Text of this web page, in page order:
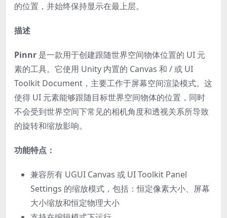
的位置，并始终保持显示在最上层。
描述
Pinnr 是一款用于创建跟随世界空间物体位置的 UI 元
素的工具。它使用 Unity 内置的 Canvas 和 / 或 UI
Toolkit Document，主要工作于屏幕空间渲染模式。这
使得 UI 元素能够跟随目标世界空间物体的位置，同时
不会受到世界空间下常见的相机角度和透视关系所导致
的旋转和缩放影响。
功能特点：
兼容所有 UGUI Canvas 或 UI Toolkit Panel
Settings 的缩放模式，包括：恒定像素大小、屏幕
大小缩放和恒定物理大小